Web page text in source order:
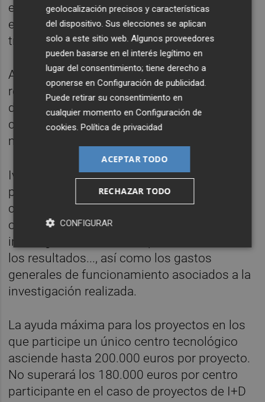
entre centros tecnológicos para "dar a las
empresas un apoyo y un servicio más
transversal e integral".
A través de esta convocatoria, Ivace+i
respalda cada año alrededor de un centenar
de proyectos de I+D desarrollados por los
centros tecnológicos en los que colaboran
más de 300 empresas.
Ivace+i financia hasta el 100% del gasto de
personal propio de carácter técnico y
científico, los gastos en servicios externos y
otros gastos: materiales necesarios para la
investigación, materiales para la difusión de
los resultados..., así como los gastos
generales de funcionamiento asociados a la
investigación realizada.
La ayuda máxima para los proyectos en los
que participe un único centro tecnológico
asciende hasta 200.000 euros por proyecto.
No superará los 180.000 euros por centro
participante en el caso de proyectos de I+D
geolocalización precisos y características
del dispositivo. Sus elecciones se aplican
solo a este sitio web. Algunos proveedores
pueden basarse en el interés legítimo en
lugar del consentimiento; tiene derecho a
oponerse enConfiguración de publicidad
Puede retirar su consentimiento en
cualquier momento enConfiguración de
cookies .Política de privacidad
ACEPTAR TODO
RECHAZAR TODO
CONFIGURAR